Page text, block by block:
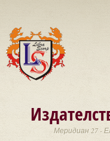
Меридиан 27 -